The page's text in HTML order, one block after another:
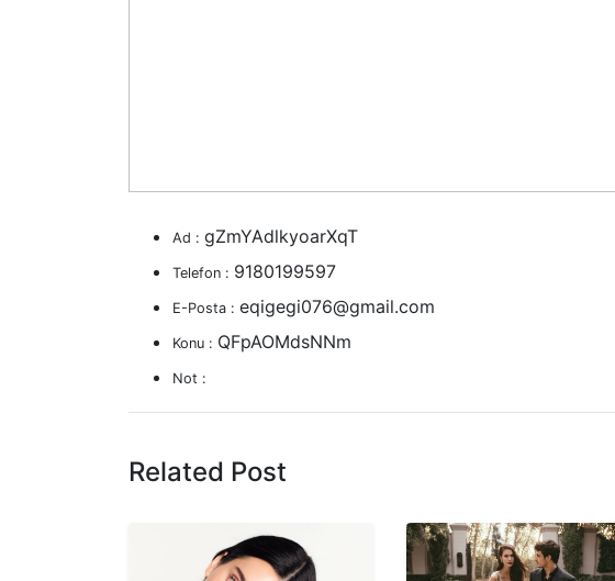
Ad : gZmYAdlkyoarXqT
Telefon : 9180199597
E-Posta : eqigegi076@gmail.com
Konu : QFpAOMdsNNm
Not :
Related Post